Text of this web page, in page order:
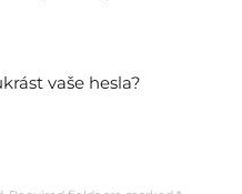
vaše hesla?